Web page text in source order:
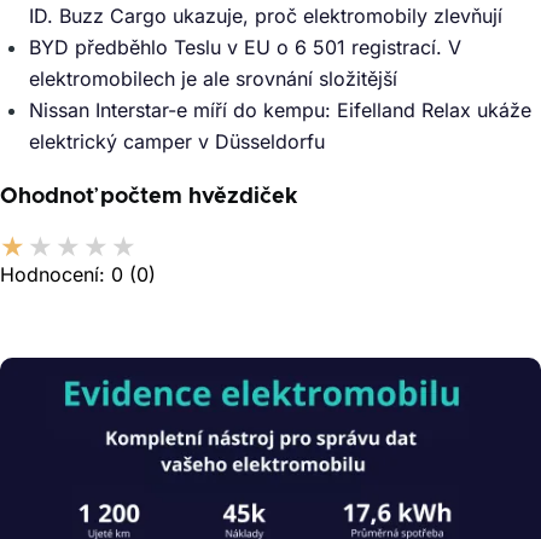
ID. Buzz Cargo ukazuje, proč elektromobily zlevňují
BYD předběhlo Teslu v EU o 6 501 registrací. V
elektromobilech je ale srovnání složitější
Nissan Interstar-e míří do kempu: Eifelland Relax ukáže
elektrický camper v Düsseldorfu
Ohodnoť počtem hvězdiček
Hodnocení: 0 (0)
Obrázek